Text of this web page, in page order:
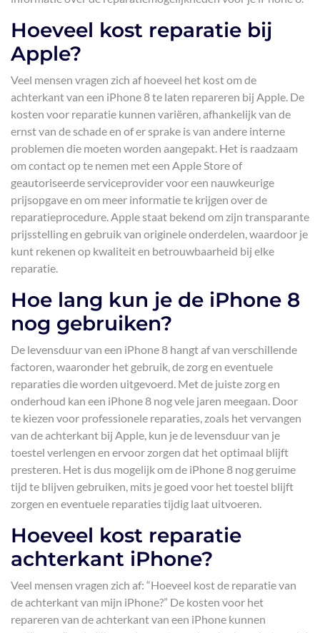
Hoeveel kost reparatie bij
Apple?
Veel mensen vragen zich af hoeveel het kost om de
achterkant van een iPhone 8 te laten repareren bij Apple. De
kosten voor reparatie kunnen variëren, afhankelijk van de
ernst van de schade en of er sprake is van andere interne
problemen die moeten worden aangepakt. Het is raadzaam
om contact op te nemen met een Apple Store of
geautoriseerde serviceprovider voor een nauwkeurige
prijsopgave en om meer informatie te krijgen over de
reparatieprocedure. Apple staat bekend om zijn transparante
prijsstelling en gebruik van originele onderdelen, waardoor je
kunt rekenen op kwaliteit en betrouwbaarheid bij elke
reparatie.
Hoe lang kun je de iPhone 8
nog gebruiken?
De levensduur van een iPhone 8 hangt af van verschillende
factoren, waaronder het gebruik, de zorg en eventuele
reparaties die worden uitgevoerd. Met de juiste zorg en
onderhoud kan een iPhone 8 nog vele jaren meegaan. Door
te kiezen voor professionele reparaties, zoals het vervangen
van de achterkant bij Apple, kun je de levensduur van je
toestel verlengen en ervoor zorgen dat het optimaal blijft
presteren. Het is dus mogelijk om de iPhone 8 nog geruime
tijd te blijven gebruiken, mits je goed voor het toestel blijft
zorgen en eventuele reparaties tijdig laat uitvoeren.
Hoeveel kost reparatie
achterkant iPhone?
Veel mensen vragen zich af: “Hoeveel kost de reparatie van
de achterkant van mijn iPhone?” De kosten voor het
repareren van de achterkant van een iPhone kunnen